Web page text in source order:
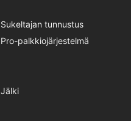
Sukeltajan tunnustus
Pro-palkkiojärjestelmä
Jälki